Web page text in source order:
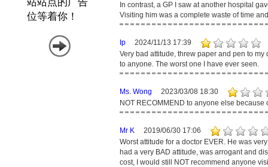
In contrast, a GP I saw at another hospital
Visiting him was a complete waste of time
Ip
2024/11/13 17:39
Very bad attitude, threw paper and pen to
to anyone. The worst one I have ever seen.
Ms. Wong
2023/03/08 18:30
NOT RECOMMEND to anyone else
Mr K
2019/06/30 17:06
Worst attitude for a doctor EVER. He was
had a very BAD attitude, was arrogant and
cost, I would still NOT recommend anyone